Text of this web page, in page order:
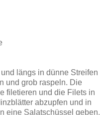
längs in dünne Streifen
und grob raspeln. Die
filetieren und die Filets in
abzupfen und in
eine Salatschüssel geben.